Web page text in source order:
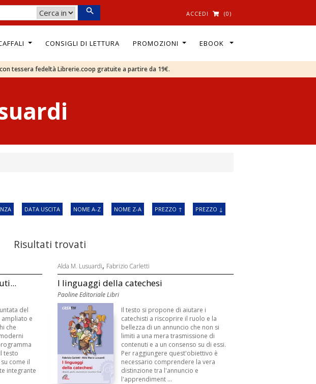
ACCEDI (0)
CONSIGLI DI LETTURA PROMOZIONI EBOOK
tessera fedeltà Librerie.coop gratuite a partire da 19€.
DATA USCITA NOME A-Z NOME Z-A PREZZO ↑ PREZZO ↓
Risultati trovati
del
ampliato e
che
testo
come il
integrante
Alda M. Lusuardi, Fabrizio Carletti
I linguaggi della catechesi
Paoline Editoriale Libri
Il testo si propone di aiutare i
catechisti a riscoprire il ruolo e la
bellezza di un annuncio che non si
limiti a una mera trasmissione di
contenuti e a un consenso su di essi.
Per raggiungere quest'obiettivo è
necessario comprendere la vera
distinzione tra l'annuncio e
l'apprendiment ...